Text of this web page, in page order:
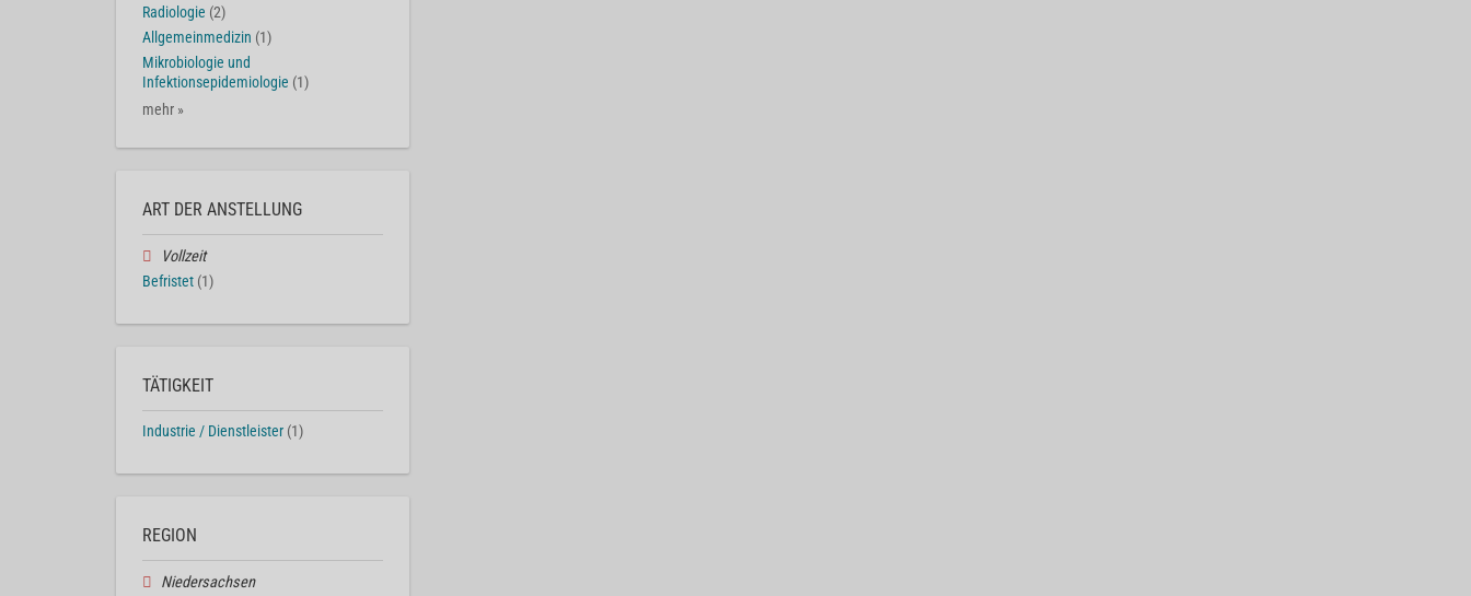
Radiologie (2)
Allgemeinmedizin (1)
Mikrobiologie und
Infektionsepidemiologie (1)
mehr »
ART DER ANSTELLUNG
Vollzeit
Befristet (1)
TÄTIGKEIT
Industrie / Dienstleister (1)
REGION
Niedersachsen